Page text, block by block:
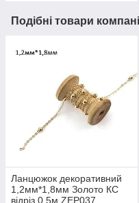
Подібні товари
Ланцюжок декоративний
1,2мм*1,8мм Золото КС
відріз 0,5м ZEP037